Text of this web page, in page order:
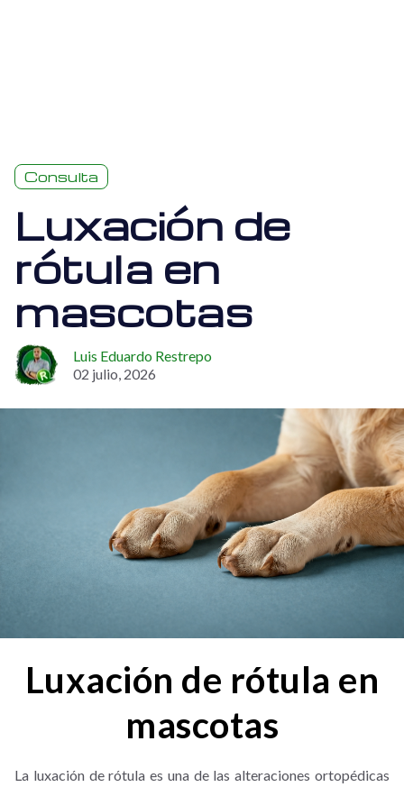
Consulta
Luxación de
rótula en
mascotas
Luis Eduardo Restrepo
02 julio, 2026
Luxación de rótula en
mascotas
La luxación de rótula es una de las alteraciones ortopédicas